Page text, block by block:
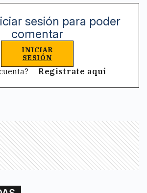
sesión para poder
comentar
INICIAR
SESIÓN
Registrate aquí